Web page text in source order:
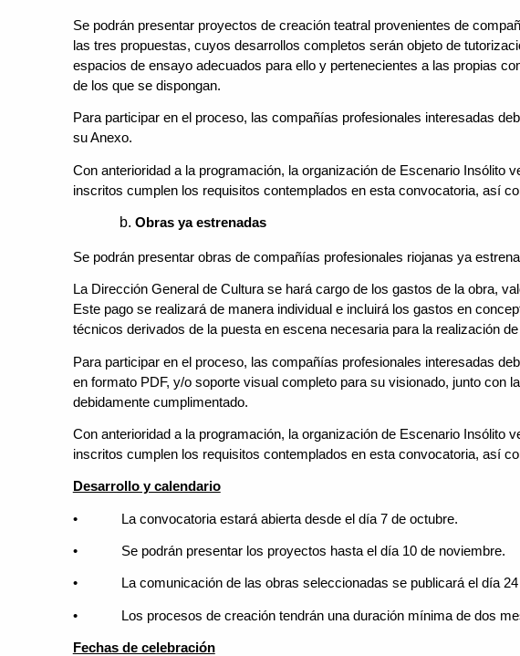
Se podrán presentar proyectos de creación teatral provenientes de
las tres propuestas, cuyos desarrollos completos serán objeto de
espacios de ensayo adecuados para ello y pertenecientes a las propias
de los que se dispongan.
Para participar en el proceso, las compañías profesionales interesadas
su Anexo.
Con anterioridad a la programación, la organización de Escenario Insólito
inscritos cumplen los requisitos contemplados en esta convocatoria, así
Obras ya estrenadas
Se podrán presentar obras de compañías profesionales riojanas ya
La Dirección General de Cultura se hará cargo de los gastos de la obra,
Este pago se realizará de manera individual e incluirá los gastos en
técnicos derivados de la puesta en escena necesaria para la
Para participar en el proceso, las compañías profesionales interesadas
en formato PDF, y/o soporte visual completo para su visionado, junto con
debidamente cumplimentado.
Con anterioridad a la programación, la organización de Escenario Insólito
inscritos cumplen los requisitos contemplados en esta convocatoria, así
Desarrollo y calendario
• La convocatoria estará abierta desde el día 7 de octubre.
• Se podrán presentar los proyectos hasta el día 10 de noviembre.
• La comunicación de las obras seleccionadas se publicará el día 24
• Los procesos de creación tendrán una duración mínima de dos
Fechas de celebración